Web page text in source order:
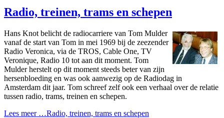
Radio, treinen, trams en schepen
Hans Knot belicht de radiocarriere van Tom Mulder
vanaf de start van Tom in mei 1969 bij de zeezender
Radio Veronica, via de TROS, Cable One, TV
Veronique, Radio 10 tot aan dit moment. Tom
Mulder herstelt op dit moment steeds beter van zijn
hersenbloeding en was ook aanwezig op de Radiodag in
Amsterdam dit jaar. Tom schreef zelf ook een verhaal over de relatie
tussen radio, trams, treinen en schepen.
Lees meer …Radio, treinen, trams en schepen